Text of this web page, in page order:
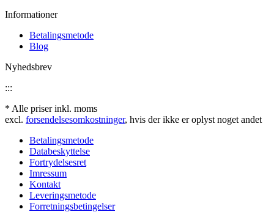
Informationer
Betalingsmetode
Blog
Nyhedsbrev
:::
* Alle priser inkl. moms
excl. forsendelsesomkostninger, hvis der ikke er oplyst noget andet
Betalingsmetode
Databeskyttelse
Fortrydelsesret
Imressum
Kontakt
Leveringsmetode
Forretningsbetingelser